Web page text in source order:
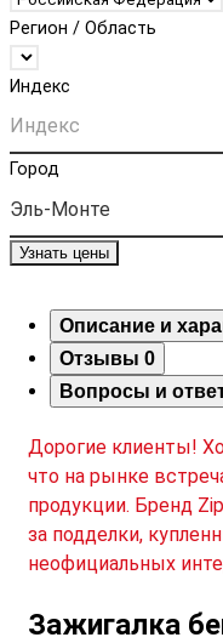
Регион / Область
Индекс
Город
Узнать цены
Описание и
Отзывы 0
Вопросы и
Дорогие клиенты!
что на рынке
продукции. Бренд
за подделки,
неофициальных
Зажигалка